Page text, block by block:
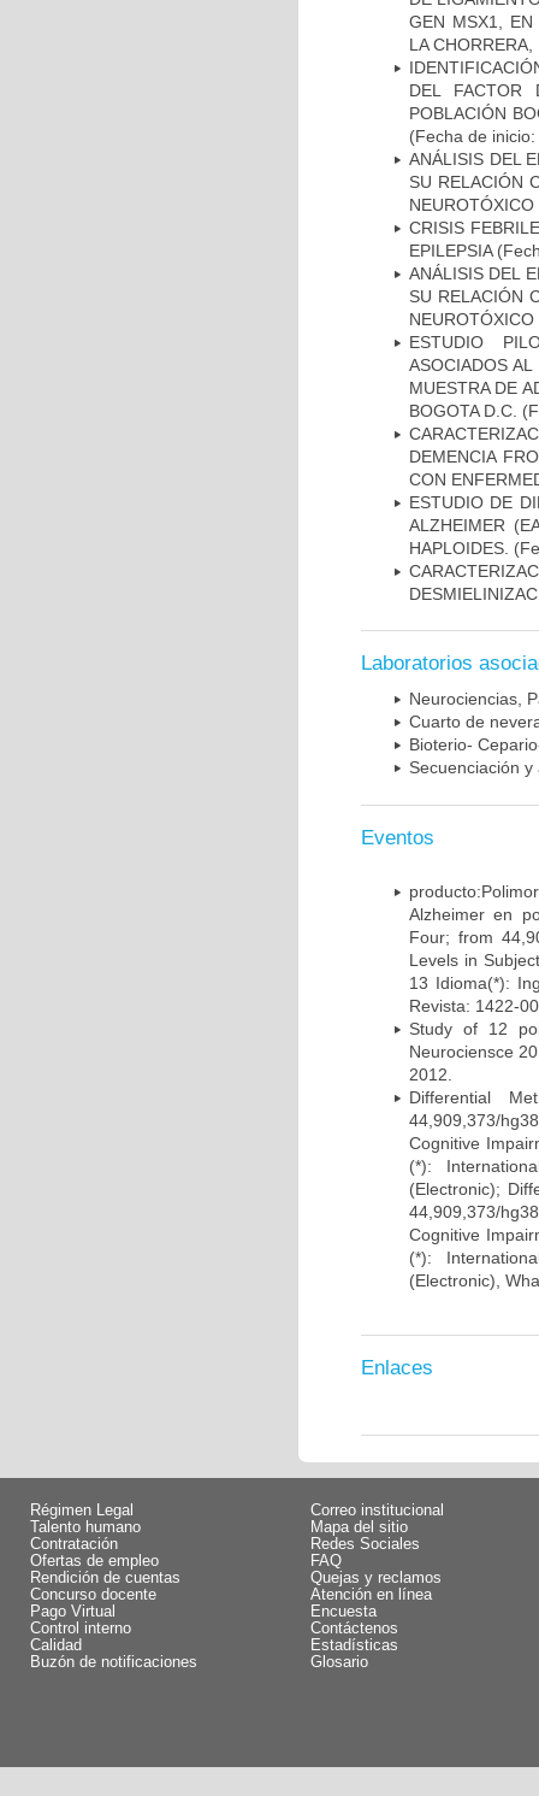
GEN MSX1, EN
LA
DEL FACTOR
POBLACIÓN
(Fecha de
ANÁLISIS DEL
SU RELACIÓN
NEUROTÓXICO
CRISIS
EPILEPSIA
ANÁLISIS DEL
SU RELACIÓN
NEUROTÓXICO
ESTUDIO
ASOCIADOS
MUESTRA DE
BOGOTA D.C.
DEMENCIA
CON
ESTUDIO DE
ALZHEIMER
HAPLOIDES.
Laboratorios
Neurociencias,
Cuarto de
Bioterio-
Secuenciación
Eventos
Alzheimer en
Four; from
Levels in
13 Idioma(*):
Revista: 1422-
Study of 12
Neurociensce
2012.
Differential
44,909,373/
Cognitive
(*):
(Electronic);
44,909,373/
Cognitive
(*):
(Electronic),
Enlaces
Régimen Legal
Talento humano
Contratación
Ofertas de empleo
Rendición de cuentas
Concurso docente
Pago Virtual
Control interno
Calidad
Buzón de notificaciones
Correo institucional
Mapa del sitio
Redes Sociales
FAQ
Quejas y reclamos
Atención en línea
Encuesta
Contáctenos
Estadísticas
Glosario